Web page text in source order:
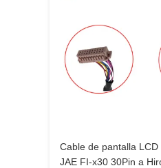
Cable de pantalla LCD
JAE FI-x30 30Pin a